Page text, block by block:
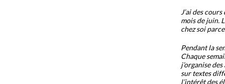
J’ai des
mois de juin.
chez soi
Pendant la
Chaque
j’organise
sur textes
l’intérêt des